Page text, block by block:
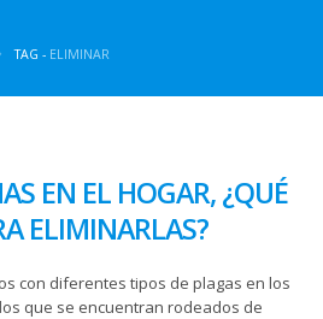
TAG - ELIMINAR
EN EL HOGAR, ¿QUÉ
ELIMINARLAS?
con diferentes tipos de plagas en los
que se encuentran rodeados de